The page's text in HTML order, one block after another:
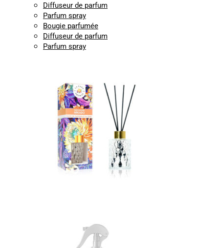
Diffuseur de parfum
Parfum spray
Bougie parfumée
Diffuseur de parfum
Parfum spray